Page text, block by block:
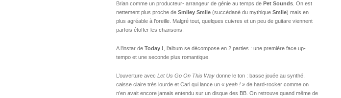
Brian comme un producteur- arrangeur de génie au temps de Pet Sounds . On est
nettement plus proche de Smiley Smile (succédané du mythique Smile) mais en
plus agréable à l’oreille. Malgré tout, quelques cuivres et un peu de guitare viennent
parfois étoffer les chansons.
A l’instar de Today ! , l’album se décompose en 2 parties : une première face up-
tempo et une seconde plus romantique.
L’ouverture avec Let Us Go On This Way donne le ton : basse jouée au synthé,
caisse claire très lourde et Carl qui lance un « yeah ! » de hard-rocker comme on
n’en avait encore jamais entendu sur un disque des BB. On retrouve quand même de